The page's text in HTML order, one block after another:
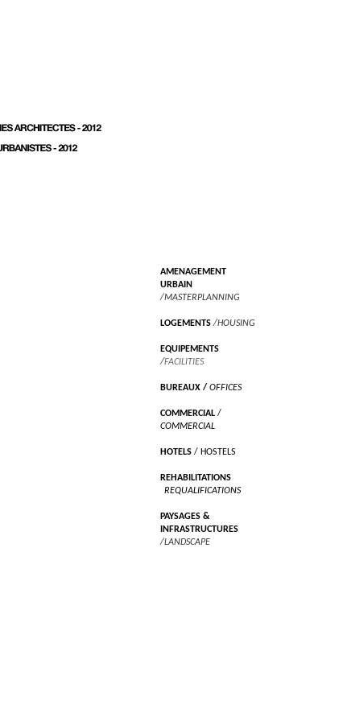
AMENAGEMENT
URBAIN
/MASTERPLANNING
LOGEMENTS /HOUSING
EQUIPEMENTS
/FACILITIES
BUREAUX / OFFICES
COMMERCIAL /
COMMERCIAL
HOTELS / HOSTELS
REHABILITATIONS
REQUALIFICATIONS
PAYSAGES &
INFRASTRUCTURES
/LANDSCAPE